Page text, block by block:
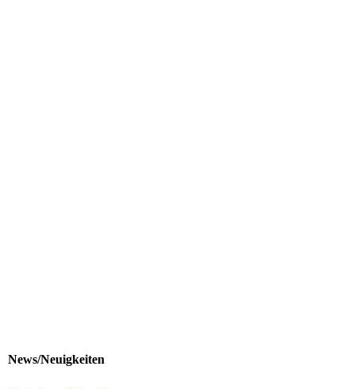
News/Neuigkeiten